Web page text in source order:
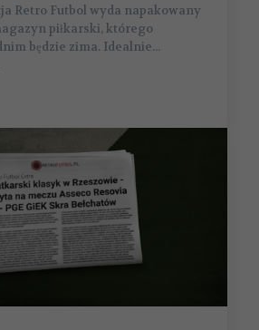
Retro Futbol wyda napakowany
piłkarski, którego
będzie zima. Idealnie...